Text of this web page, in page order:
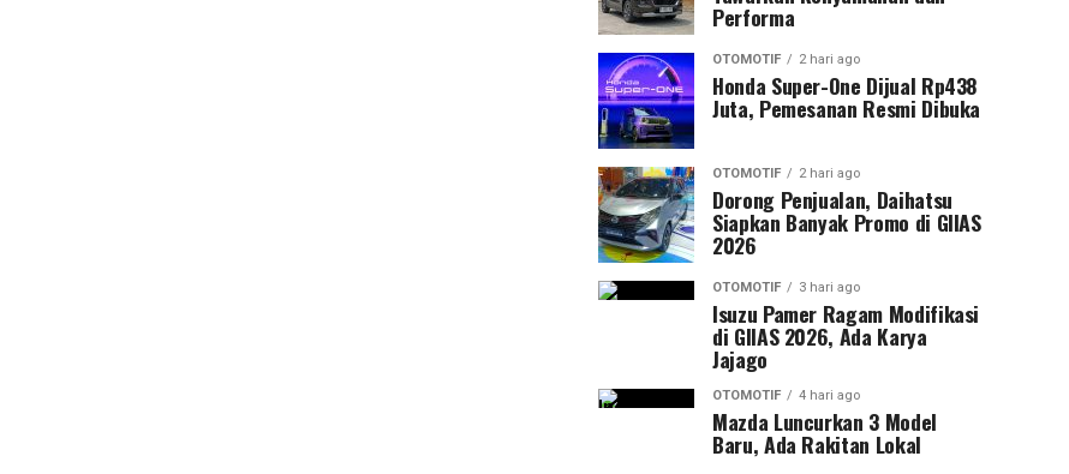
Performa
OTOMOTIF 2 hari ago
Honda Super-One Dijual Rp438
Juta, Pemesanan Resmi Dibuka
OTOMOTIF 2 hari ago
Dorong Penjualan, Daihatsu
Siapkan Banyak Promo di GIIAS
2026
OTOMOTIF 3 hari ago
Isuzu Pamer Ragam Modifikasi
di GIIAS 2026, Ada Karya
Jajago
OTOMOTIF 4 hari ago
Mazda Luncurkan 3 Model
Baru, Ada Rakitan Lokal